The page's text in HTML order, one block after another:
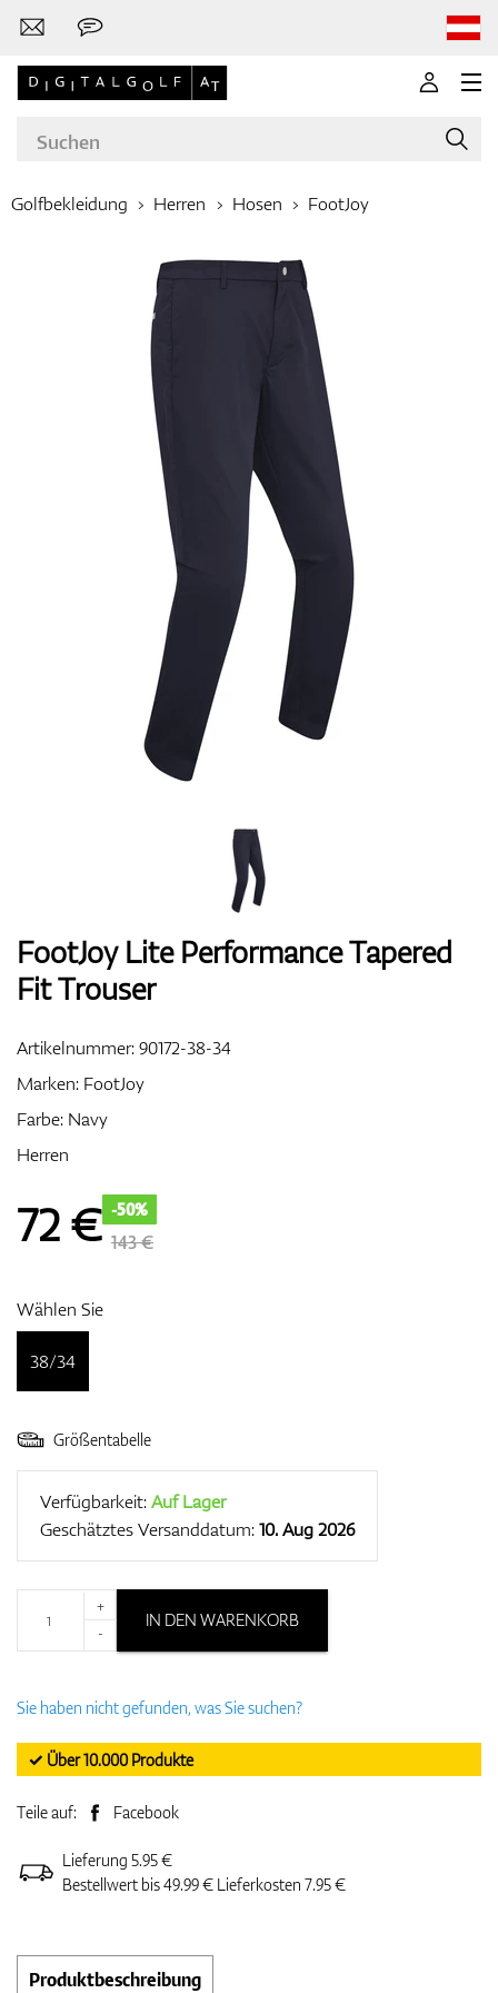
Handschuhe
Schuhe
Bags
Entfernungsmesser & GPS
Golfbekleidung Herren Hosen FootJoy
FootJoy Lite Performance Tapered
Fit Trouser
Artikelnummer:90172-38-34
Marken: FootJoy
Farbe: Navy
Herren
72€ -50%
143 €
Wählen Sie
38/34
Größentabelle
Verfügbarkeit:Auf Lager
Geschätztes Versanddatum:10. Aug 2026
+
-
IN DEN WARENKORB
Sie haben nicht gefunden, was Sie suchen?
✓ Über 10.000 Produkte
Teile auf: Facebook
Lieferung 5.95 €
Bestellwert bis 49.99 € Lieferkosten 7.95 €
Produktbeschreibung